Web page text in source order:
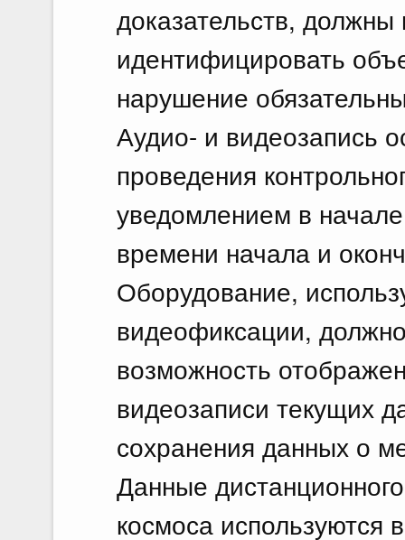
доказательств, должны
идентифицировать
нарушение
Аудио- и видеозапись
проведения
уведомлением в
времени начала и
Оборудование,
видеофиксации,
возможность
видеозаписи текущих
сохранения данных о
Данные
космоса используются